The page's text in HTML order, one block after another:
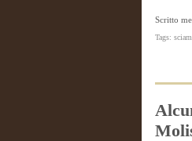
Scritto
Tags: